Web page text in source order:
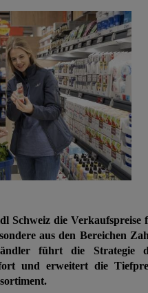
Schweiz die Verkaufspreise
aus den Bereichen
führt die Strategie
und erweitert die